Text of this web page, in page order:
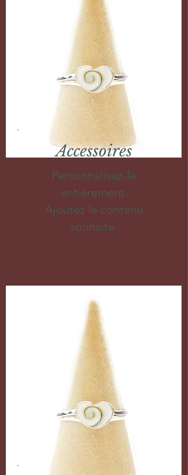
Accessoires
Personnalisez-le
entièrement.
Ajoutez le contenu
souhaité.